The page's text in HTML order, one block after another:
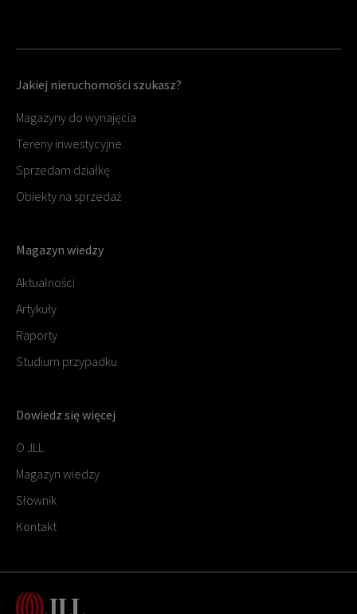
Jakiej nieruchomości szukasz?
Magazyny do wynajęcia
Tereny inwestycyjne
Sprzedam działkę
Obiekty na sprzedaż
Magazyn wiedzy
Aktualności
Artykuły
Raporty
Studium przypadku
Dowiedz się więcej
O JLL
Magazyn wiedzy
Słownik
Kontakt